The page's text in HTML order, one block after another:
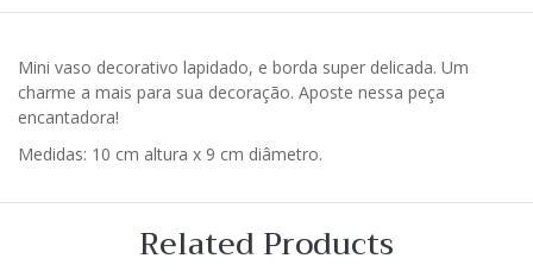
Mini vaso decorativo lapidado, e borda super delicada. Um
charme a mais para sua decoração. Aposte nessa peça
encantadora!
Medidas: 10 cm altura x 9 cm diâmetro.
Related Products